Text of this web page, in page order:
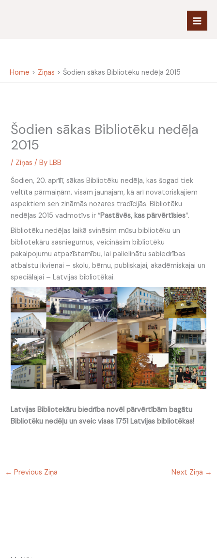
Home Ziņas Šodien sākas Bibliotēku nedēļa 2015
Šodien sākas Bibliotēku nedēļa
2015
/ Ziņas / ByLBB
Šodien, 20. aprīlī, sākas Bibliotēku nedēļa, kas šogad tiek
veltīta pārmaiņām, visam jaunajam, kā arī novatoriskajiem
aspektiem sen zināmās nozares tradīcijās. Bibliotēku
nedēļas 2015 vadmotīvs ir “Pastāvēs, kas pārvērtīsies“.
Bibliotēku nedēļas laikā svinēsim mūsu bibliotēku un
bibliotekāru sasniegumus, veicināsim bibliotēku
pakalpojumu atpazīstamību, lai palielinātu sabiedrības
atbalstu ikvienai – skolu, bērnu, publiskajai, akadēmiskajai un
speciālajai – Latvijas bibliotēkai.
Latvijas Bibliotekāru biedrība novēl pārvērtībām bagātu
Bibliotēku nedēļu un sveic visas 1751 Latvijas bibliotēkas!
← Previous Ziņa Next Ziņa →